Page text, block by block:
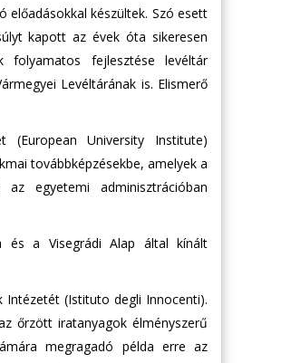
előadásokkal készültek. Szó esett
kapott az évek óta sikeresen
folyamatos fejlesztése levéltár
Levéltárának is. Elismerő
University Institute)
továbbképzésekbe, amelyek a
egyetemi adminisztrációban
és a Visegrádi Alap által kínált
(Istituto degli Innocenti).
őrzött iratanyagok élményszerű
megragadó példa erre az